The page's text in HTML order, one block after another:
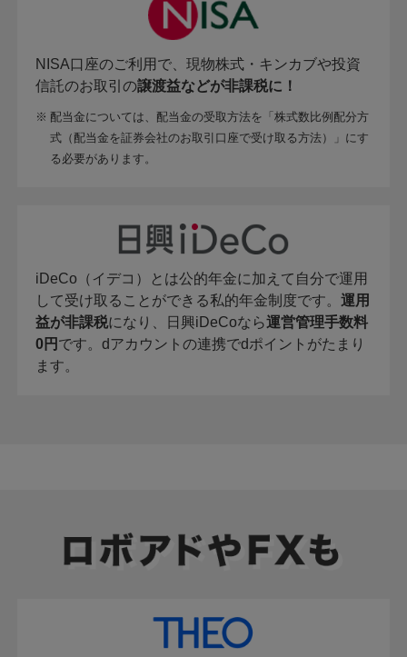
NISA口座のご利用で、現物株式・キンカブや投資
信託のお取引の譲渡益などが非課税に！
※ 配当金については、配当金の受取方法を「株式数比例配分方
式（配当金を証券会社のお取引口座で受け取る方法）」にす
る必要があります。
iDeCo（イデコ）とは公的年金に加えて自分で運用
して受け取ることができる私的年金制度です。運用
益が非課税になり、日興iDeCoなら運営管理手数料
0円 です。dアカウントの連携でdポイントがたまり
ます。